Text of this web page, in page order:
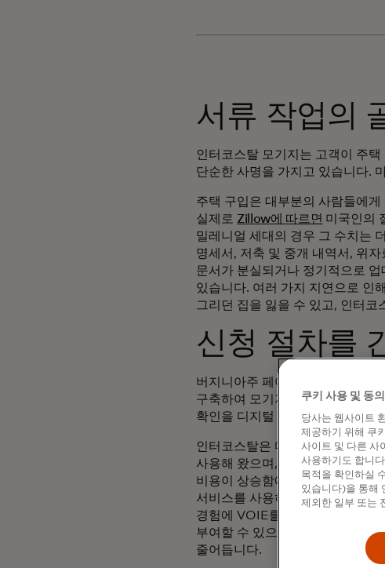
서류 작업의
인터코스탈 모기지는 고객이 주
단순한 사명을 가지고 있습니다.
주택 구입은 대부분의 사람들에
실제로 Zillow에 따르면 미국인의
밀레니얼 세대의 경우 그 수치는
명세서, 저축 및 중개 내역서, 위
문서가 분실되거나 정기적으로
있습니다. 여러 가지 지연으로 인해
그리던 집을 잃을 수 있고, 인터
신청 절차를
버지니아주 페어팩스에 본사를
구축하여 모기지 신청 프로세스
확인을 디지털 신청 환경에 직접
인터코스탈은 마스터카드의 자회
사용해 왔으며, 처음에는 디지털
비용이 상승함에 따라 파트너십
서비스를 사용하기로 결정했습니
경험에 VOIE를 직접 통합하는 데
부여할 수 있으며, VOIE 정보가
줄어듭니다.
쿠키 사용 및 동
당사는 웹사이트
제공하기 위해 쿠
사이트 및 다른 사
사용하기도 합니
목적을 확인하실
있습니다)을 통해
제외한 일부 또는